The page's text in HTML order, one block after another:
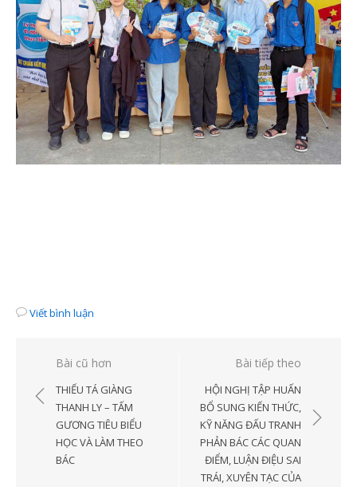
Viết bình luận
Điều
hướng
bài
viết
Bài cũ hơn
THIẾU TÁ GIÀNG
THANH LY – TẤM
GƯƠNG TIÊU BIỂU
HỌC VÀ LÀM THEO
BÁC
Bài tiếp theo
HỘI NGHỊ TẬP HUẤN
BỔ SUNG KIẾN THỨC,
KỸ NĂNG ĐẤU TRANH
PHẢN BÁC CÁC QUAN
ĐIỂM, LUẬN ĐIỆU SAI
TRÁI, XUYÊN TẠC CỦA